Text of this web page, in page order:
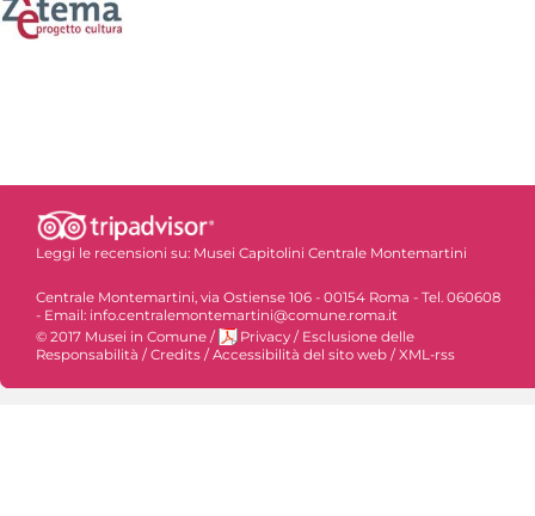
Leggi le recensioni su: Musei Capitolini Centrale Montemartini
Centrale Montemartini, via Ostiense 106 - 00154 Roma - Tel. 060608
- Email: info.centralemontemartini@comune.roma.it
© 2017 Musei in Comune / Privacy / Esclusione delle
Responsabilità / Credits / Accessibilità del sito web / XML-rss